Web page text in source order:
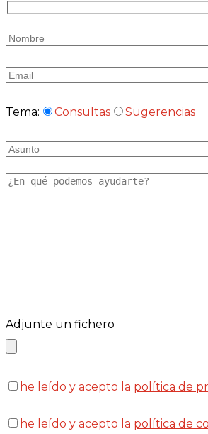
Tema: Consultas Sugerencias
Adjunte un fichero
he leído y acepto la política de
he leído y acepto la política de